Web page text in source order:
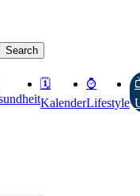
Search
🗓
Kalender
⌚️
Lifestyle